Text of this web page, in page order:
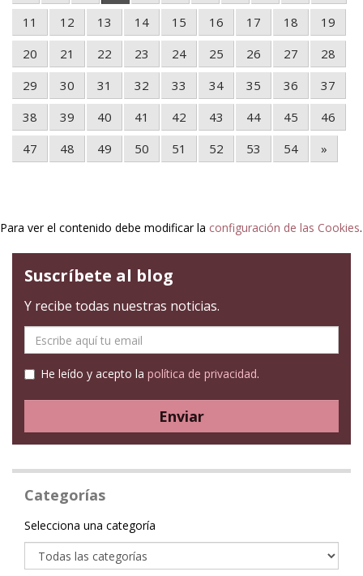
11
12 13 14 15 16 17 18
19
20
21 22 23 24 25 26 27
28
29
30 31 32 33 34 35 36
37
38
39 40 41 42 43 44 45
46
47
48 49 50 51 52 53 54 »
Para ver el contenido debe modificar la configuración de las Cookies.
Suscríbete al blog
Y recibe todas nuestras noticias.
mail
He leído y acepto la política de privacidad.
Enviar
Categorías
Categoría
Selecciona una categoría